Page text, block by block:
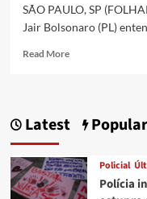
SÃO PAULO, SP
Jair Bolsonaro (PL)
Read MoreRead
Bolsonaro
que
corrupção
deve
Latest Popular
Policial
Polícia